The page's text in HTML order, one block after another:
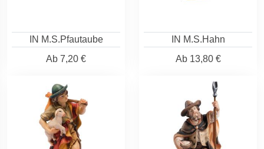
IN M.S.Pfautaube
Ab 7,20 €
IN M.S.Hahn
Ab13,80 €